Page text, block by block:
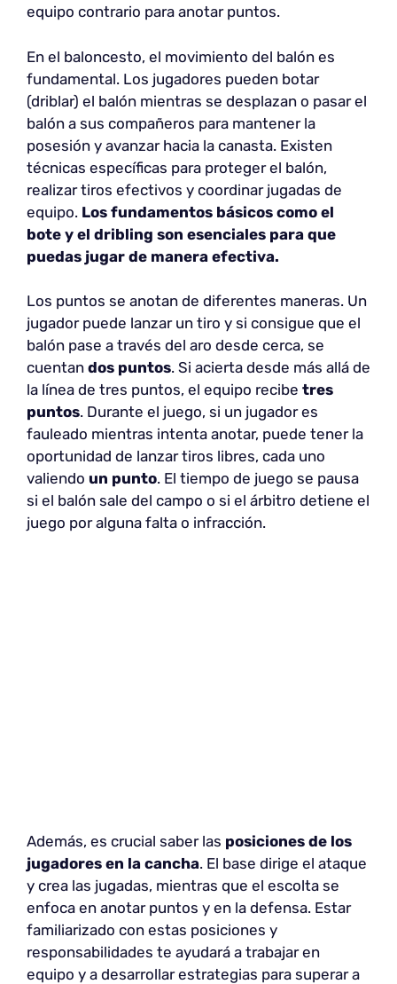
equipo contrario para anotar puntos.
En el baloncesto, el movimiento del balón es
fundamental. Los jugadores pueden botar
(driblar) el balón mientras se desplazan o pasar el
balón a sus compañeros para mantener la
posesión y avanzar hacia la canasta. Existen
técnicas específicas para proteger el balón,
realizar tiros efectivos y coordinar jugadas de
equipo. Los fundamentos básicos como el
bote y el dribling son esenciales para que
puedas jugar de manera efectiva.
Los puntos se anotan de diferentes maneras. Un
jugador puede lanzar un tiro y si consigue que el
balón pase a través del aro desde cerca, se
cuentan dos puntos. Si acierta desde más allá de
la línea de tres puntos, el equipo recibe tres
puntos. Durante el juego, si un jugador es
fauleado mientras intenta anotar, puede tener la
oportunidad de lanzar tiros libres, cada uno
valiendo un punto. El tiempo de juego se pausa
si el balón sale del campo o si el árbitro detiene el
juego por alguna falta o infracción.
Además, es crucial saber las posiciones de los
jugadores en la cancha. El base dirige el ataque
y crea las jugadas, mientras que el escolta se
enfoca en anotar puntos y en la defensa. Estar
familiarizado con estas posiciones y
responsabilidades te ayudará a trabajar en
equipo y a desarrollar estrategias para superar a